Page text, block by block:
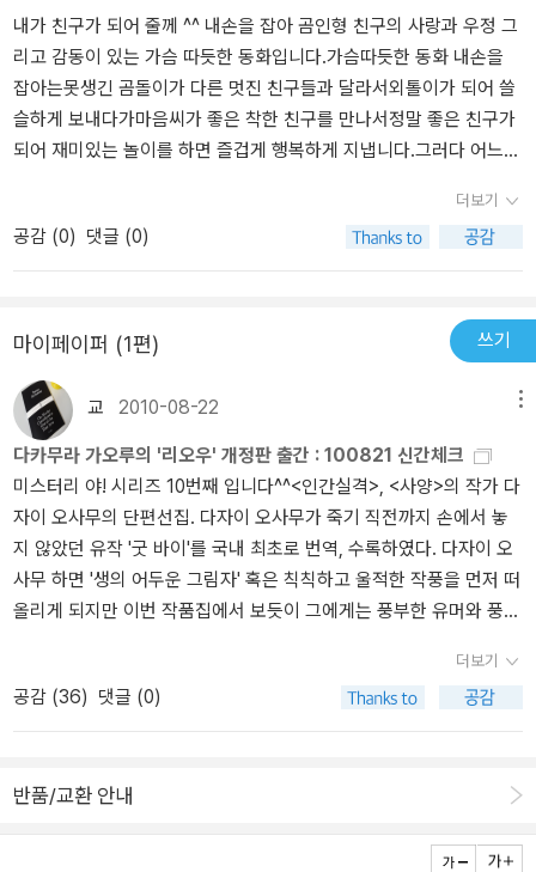
만나게 되었어요. 바로 그 장난감 가게 앞에서 못난이 곰은 남자아이
의 배낭 안에 왕자 곰은 강아지의 입에 물린 채로 말이지요. 왕자 곰은
못난이 곰에서 제발 데려가 달라고 부탁했어요. 못난이 곰은 자신의
자리를 빼앗길까봐 고민이 되었지만, 슬프고, 외로웠던 기억을 떠올
리며, 왕자 곰에게 손을 내밀었지요. 남자아이는 두 곰 인형을 똑같이
그리고, 이제 둘은 세상에 둘도 없는 친구가 되어 오랫동안 행복하게
살았답니다. 이야기가 처음 시작되는 배경은 장난감 가게....!!이미 그
배경에서 부터 아이의 관심은 책 속으로 집중되지요.못난 외모 때문
난하지만, 착한 아이를 만나 행복해지는게 주된 줄거리에요.어찌 보
면 간단한 내용이라고 생각할 수도 있지만, 그 안에는 참 많은 메세지
가 담겨있지요.우선, 자신의 외모 때문에 아무짝에도 쓸모 없을 거라
고 생각한 못난이 곰이 다른 누군가에게는 선물이 될 수 있다는 사
실!!!외롭고, 슬픈 날들을 견디니, 착하고 좋은 주인을 만나 행복해지
는 이야기가 참 따뜻하게 그려있어요.반대로 멋진 외모를 뽐내던 왕
자 곰은 부잣집 아이네 집으로 가지만,처음 며칠간만 대접을 받고, 그
이후로는 침대에 처박혀 있다가 강아지에게 괴롭힘을 당하는 신세로
전락하지요.딸아이가 이해하기는 어려운 내용이지만, 엄마의 입장에
서는 또다른 생각을 하게 해주었어요.비록, 동화이긴 하지만...누구나
나, 좌절할 필요가 없지요.언제 다시 웃음꽃이 필 날이 올지 모르니까
요!!마지막으로....가장 감동적인 장면은 뭐니뭐니 해도 못난이 곰이
해 남자아이의 사랑을 모두 빼앗기고,현재의 행복을 잃을 수도 있는
하긴 했지만요...^^;;;못난이 곰이 보여준 용감한 행동...!!!그래요!! 행
지는 오히려 못생긴 인형을 위로합니다. '걱정마 내가 사줄게~' '그래
서 내가 입도 만들어 주고 ,,, 예쁜 옷도 줄께~' 아이들의 순수한 마음
이 전해지는것 같습니다. 왕자인형이 떠나고 못생긴 인형은 기다립니
다. 어느날 인형을 사기엔 턱없이 부족한 돈을 가지고 온 소년이 있었
습니다. 주인의 따뜻한 정으로 볼품은 없지만 그래도 못생긴 인형을
을 만난것 같습니다. 그래서 처음의 모습보다 훨씬 더 멋진 인형의 모
습을 갖게 되었고 행복해 보입니다. 반면 왕자인형은 어떻게 되었을
까요~ ^^ ㅎㅎㅎ '내 손을 잡아' !!!!! 였습니다.
내가 친구가 되어 줄께 ^^ 내손을 잡아 곰인형 친구의 사랑과 우정 그
리고 감동이 있는 가슴 따듯한 동화입니다.가슴따듯한 동화 내손을
잡아는못생긴 곰돌이가 다른 멋진 친구들과 달라서외톨이가 되어 쓸
슬하게 보내다가마음씨가 좋은 착한 친구를 만나서정말 좋은 친구가
되어 재미있는 놀이를 하면 즐겁게 행복하게 지냅니다.그러다 어느날
가져서힘들어하는 모습을 보게 됩니다.그러나 착한 곰돌이는 파란곰
에게 선듯 손을 내밀며내손을 잡아 하고 손을 내밀어 줍니다.손을 작
은 두곰은 더 좋은 친구가 되어더욱더 행복해진다는 간략 이야기입니
곰을 앙! 하고 물고 있는 모습에 눈을 찌푸리네요.나름 충격이었나봐
요.강아지도 좋아하고 곰돌이도 좋아하는데 강아지가 곰돌이를 아프
게 하니 맘이 아팠나봐요.그래도 끝에 두 곰돌이가 손을 잡고 나란히
있는 모습에행복해 ...라고 하네요^^서연양 아직 혼자라서 간혹 친구
들을 만나도친구들과 마음으로 어울리기에는 짧은시간만 보내게 되
어서진정한 우정에 대한 이해는 없어요.하지만 좀더 커서 내가 도움
의 손길이 필요할때, 또 도움을 줘야 할 때를 알게 되고 또 사랑과 행
복을 베풀줄 아는 아름다운 마음을 가진 숙녀로 크길 바래요.
더보기
공감 (0) 댓글 (0)
마이페이퍼 (1편) 쓰기
교 2010-08-22
다카무라 가오루의 '리오우' 개정판 출간 : 100821 신간체크
미스터리 야! 시리즈 10번째 입니다^^<인간실격>, <사양>의 작가 다
자이 오사무의 단편선집. 다자이 오사무가 죽기 직전까지 손에서 놓
지 않았던 유작 '굿 바이'를 국내 최초로 번역, 수록하였다. 다자이 오
사무 하면 '생의 어두운 그림자' 혹은 칙칙하고 울적한 작풍을 먼저 떠
올리게 되지만 이번 작품집에서 보듯이 그에게는 풍부한 유머와 풍자
우연!다카무라 가오루씨의 리오우 개정판 출간 되었습니다!마크스의
산보다 읽기 쉬울거라고 편집자가 말했으니, 이건 믿으셔도 됩니다^^
ㅎㅎ개인적으로 표지가 아주 마음에 드는데요~실제로 보면 더 이쁠
젠이 쓴, 행복에 대한 상식을 깨는 책이다. 의술 없이도 사람들을 건강
근차근 일러준다. 행복을 좇는 것이 아니라 행복이 스스로 찾아오게
더보기
공감 (36) 댓글 (0)
반품/교환 안내